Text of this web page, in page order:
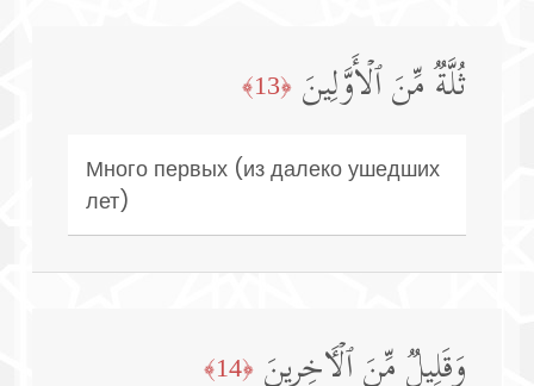
ثُلَّةࣱ مِّنَ ٱلۡأَوَّلِینَ ﴿13﴾
Много первых (из далеко ушедших
лет)
وَقَلِیلࣱ مِّنَ ٱلۡـَٔاخِرِینَ ﴿14﴾